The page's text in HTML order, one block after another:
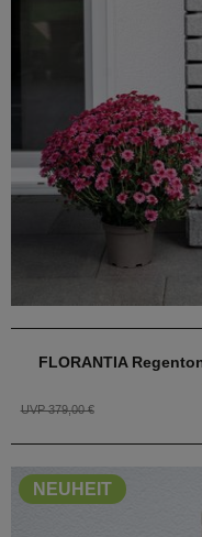
FLORANTIA
UVP 379,00 €
NEUHEIT